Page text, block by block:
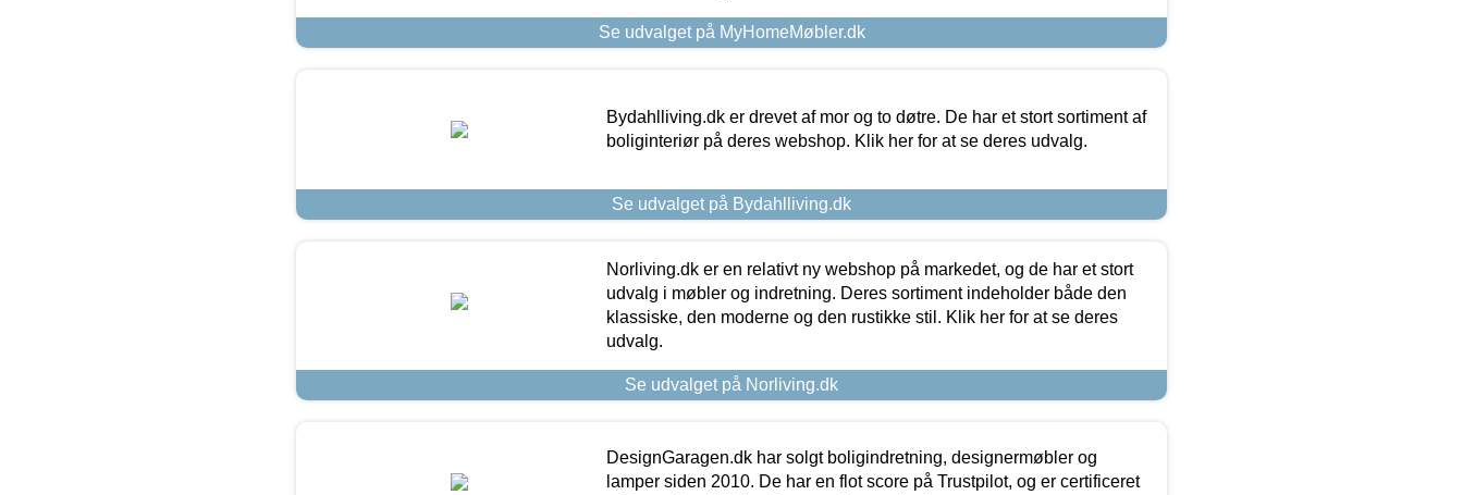
Se udvalget på MyHomeMøbler.dk
Bydahlliving.dk er drevet af mor og to døtre. De har et stort sortiment af
boliginteriør på deres webshop. Klik her for at se deres udvalg.
Se udvalget på Bydahlliving.dk
Norliving.dk er en relativt ny webshop på markedet, og de har et stort
udvalg i møbler og indretning. Deres sortiment indeholder både den
klassiske, den moderne og den rustikke stil. Klik her for at se deres
udvalg.
Se udvalget på Norliving.dk
DesignGaragen.dk har solgt boligindretning, designermøbler og
lamper siden 2010. De har en flot score på Trustpilot, og er certificeret